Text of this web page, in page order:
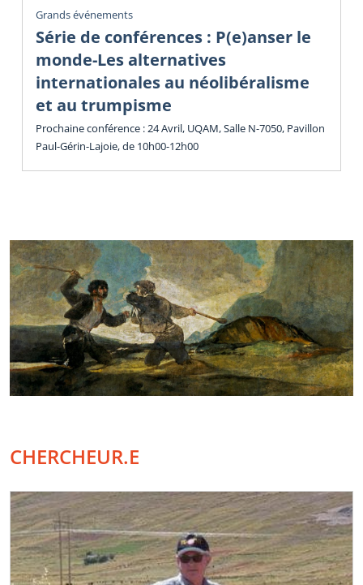
Grands événements
Série de conférences : P(e)anser le
monde-Les alternatives
internationales au néolibéralisme
et au trumpisme
Prochaine conférence : 24 Avril, UQAM, Salle N-7050, Pavillon
Paul-Gérin-Lajoie, de 10h00-12h00
CHERCHEUR.E